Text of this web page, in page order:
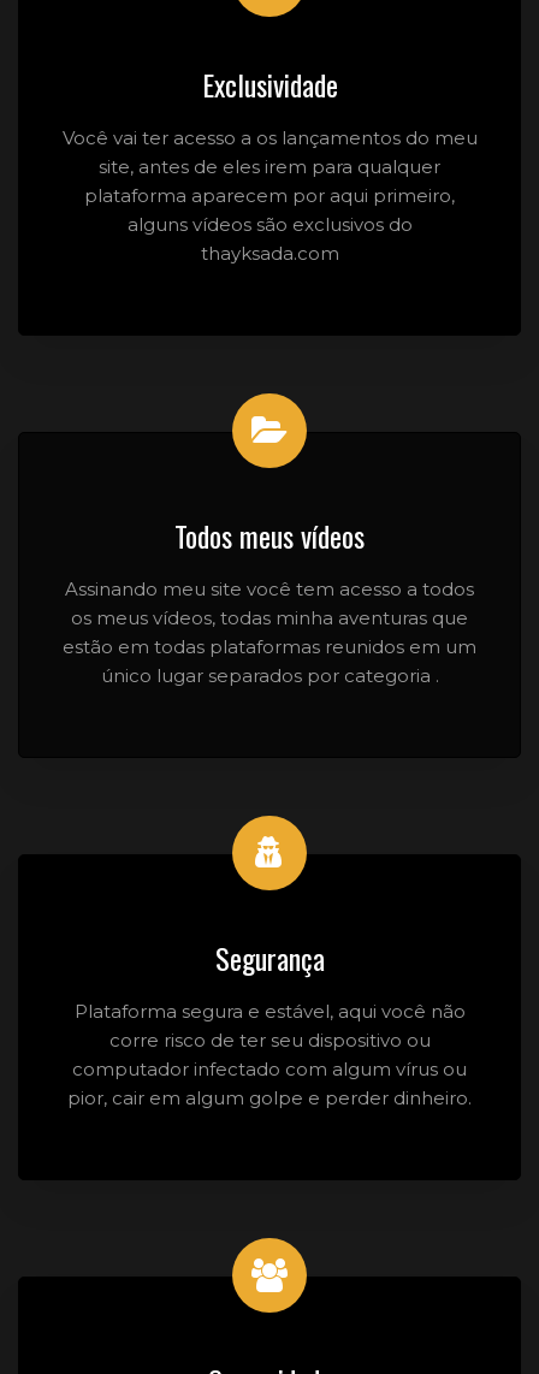
Exclusividade
Você vai ter acesso a os lançamentos do meu
site, antes de eles irem para qualquer
plataforma aparecem por aqui primeiro,
alguns vídeos são exclusivos do
thayksada.com
Todos meus vídeos
Assinando meu site você tem acesso a todos
os meus vídeos, todas minha aventuras que
estão em todas plataformas reunidos em um
único lugar separados por categoria .
Segurança
Plataforma segura e estável, aqui você não
corre risco de ter seu dispositivo ou
computador infectado com algum vírus ou
pior, cair em algum golpe e perder dinheiro.